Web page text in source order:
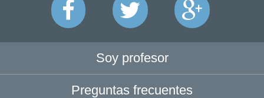
Soy profesor
Preguntas frecuentes